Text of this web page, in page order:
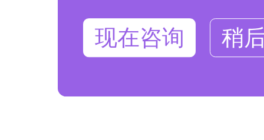
现在咨询 稍